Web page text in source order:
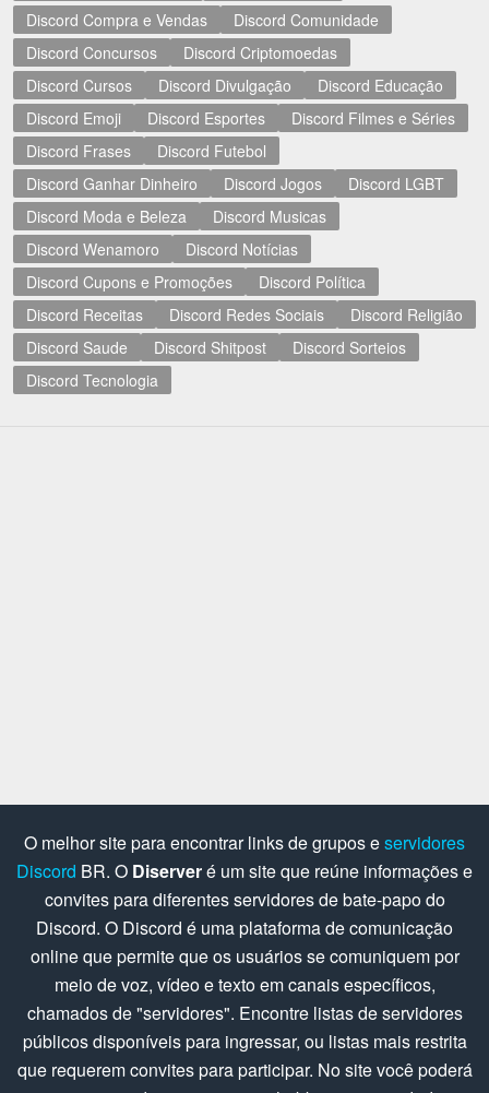
Discord Compra e Vendas
Discord Comunidade
Discord Concursos
Discord Criptomoedas
Discord Cursos
Discord Divulgação
Discord Educação
Discord Emoji
Discord Esportes
Discord Filmes e Séries
Discord Frases
Discord Futebol
Discord Ganhar Dinheiro
Discord Jogos
Discord LGBT
Discord Moda e Beleza
Discord Musicas
Discord Wenamoro
Discord Notícias
Discord Cupons e Promoções
Discord Política
Discord Receitas
Discord Redes Sociais
Discord Religião
Discord Saude
Discord Shitpost
Discord Sorteios
Discord Tecnologia
O melhor site para encontrar links de grupos eservidores
Discord BR. O Diserveré um site que reúne informações e
convites para diferentes servidores de bate-papo do
Discord. O Discord é uma plataforma de comunicação
online que permite que os usuários se comuniquem por
meio de voz, vídeo e texto em canais específicos,
chamados de "servidores". Encontre listas de servidores
públicos disponíveis para ingressar, ou listas mais restrita
que requerem convites para participar. No site você poderá